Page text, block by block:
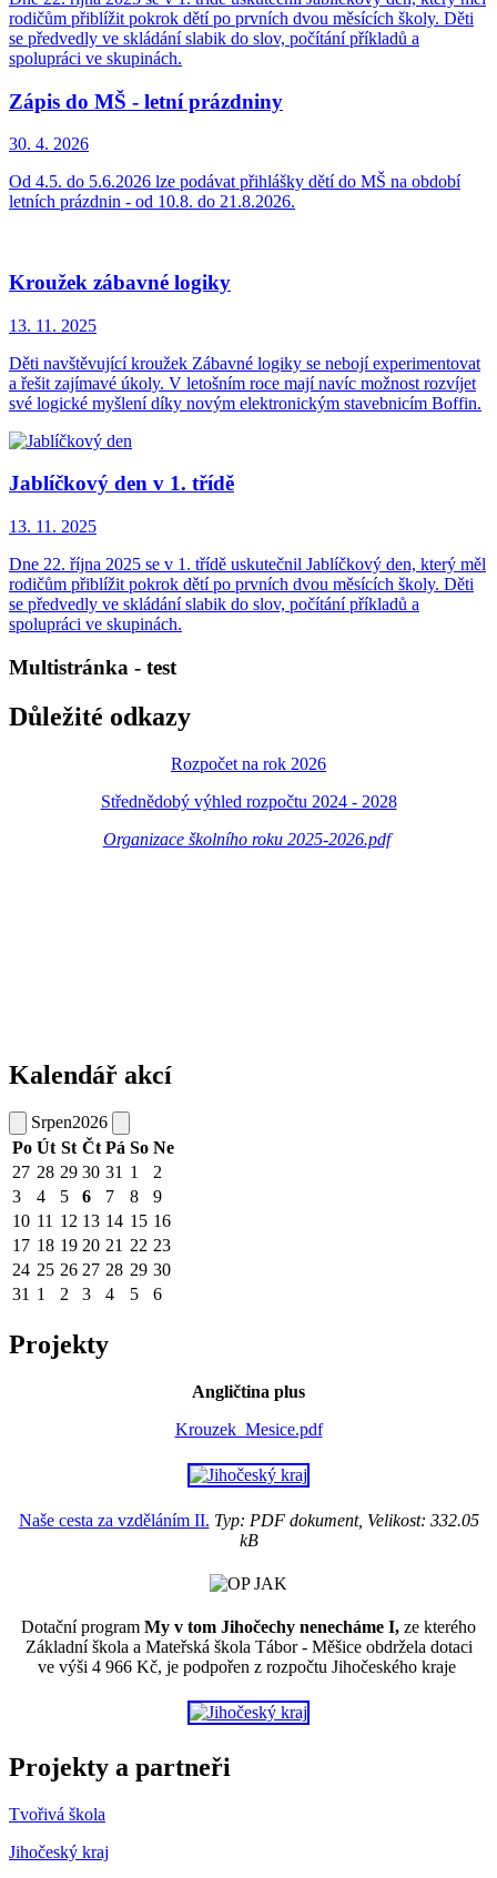
rodičům přiblížit pokrok dětí po prvních dvou měsících školy. Děti
se předvedly ve skládání slabik do slov, počítání příkladů a
spolupráci ve skupinách.
Zápis do MŠ - letní prázdniny
30. 4. 2026
Od 4.5. do 5.6.2026 lze podávat přihlášky dětí do MŠ na období
letních prázdnin - od 10.8. do 21.8.2026.
Kroužek zábavné logiky
13. 11. 2025
Děti navštěvující kroužek Zábavné logiky se nebojí experimentovat
a řešit zajímavé úkoly. V letošním roce mají navíc možnost rozvíjet
své logické myšlení díky novým elektronickým stavebnicím Boffin.
Jablíčkový den v 1. třídě
13. 11. 2025
Dne 22. října 2025 se v 1. třídě uskutečnil Jablíčkový den, který měl
rodičům přiblížit pokrok dětí po prvních dvou měsících školy. Děti
se předvedly ve skládání slabik do slov, počítání příkladů a
spolupráci ve skupinách.
Multistránka - test
Důležité odkazy
Rozpočet na rok 2026
Střednědobý výhled rozpočtu 2024 - 2028
Organizace školního roku 2025-2026.pdf
Kalendář akcí
Srpen2026
Po Út St Čt Pá So Ne
27 28 29 30 31 1
2
3
4 5 6 7 8
9
10 11 12 13 14 15 16
17 18 19 20 21 22 23
24 25 26 27 28 29 30
31 1 2 3 4 5 6
Projekty
Angličtina plus
Krouzek_Mesice.pdf
Naše cesta za vzděláním II. Typ: PDF dokument, Velikost: 332.05
kB
Dotační program My v tom Jihočechy nenecháme I, ze kterého
Základní škola a Mateřská škola Tábor - Měšice obdržela dotaci
ve výši 4 966 Kč, je podpořen z rozpočtu Jihočeského kraje
Projekty a partneři
Tvořivá škola
Jihočeský kraj